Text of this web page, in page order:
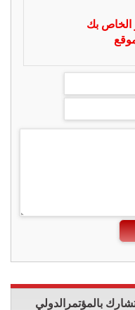
الخاص بك
بالمؤتمرالدولي